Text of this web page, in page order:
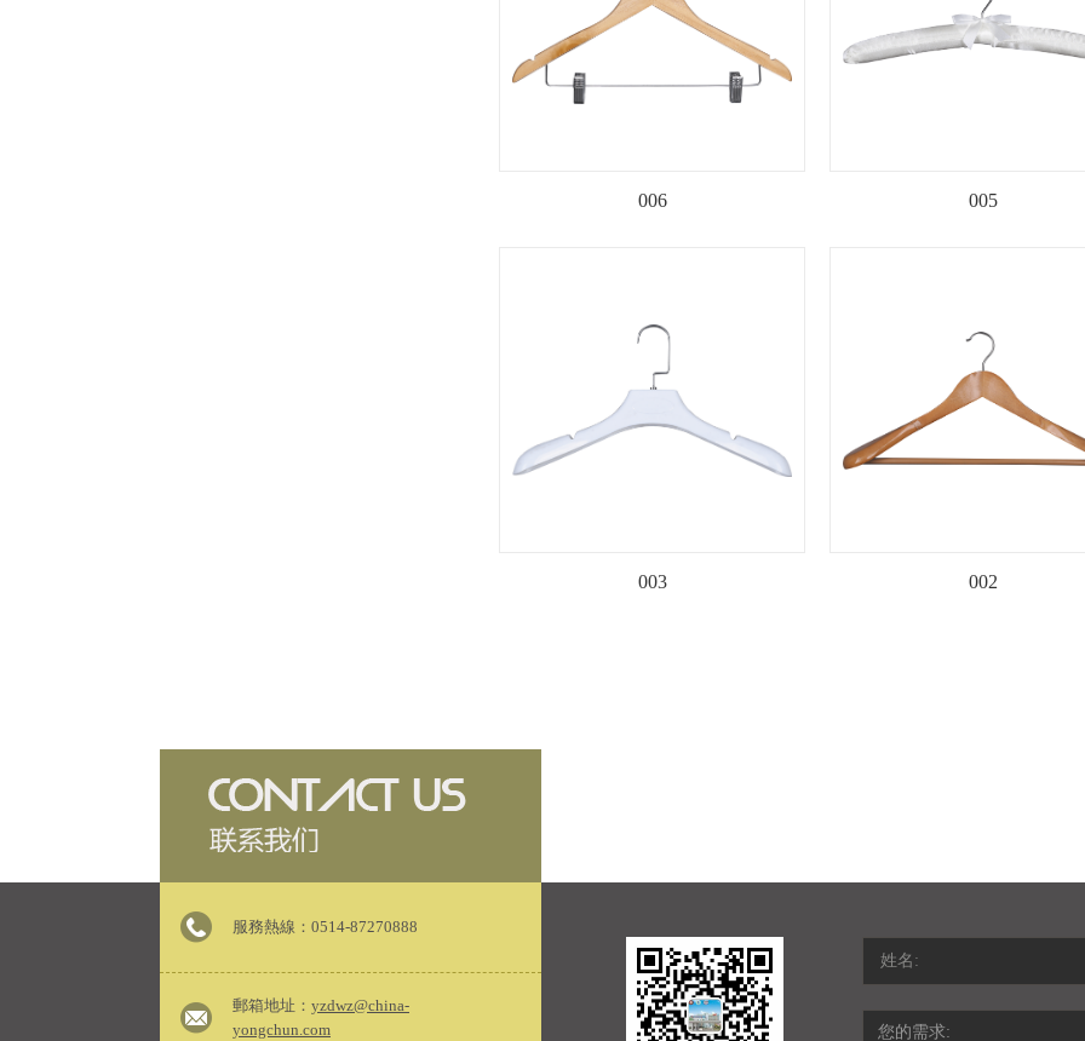
006 005
003 002
服務熱線：0514-87270888
郵箱地址： yzdwz@china-
yongchun.com
姓名: